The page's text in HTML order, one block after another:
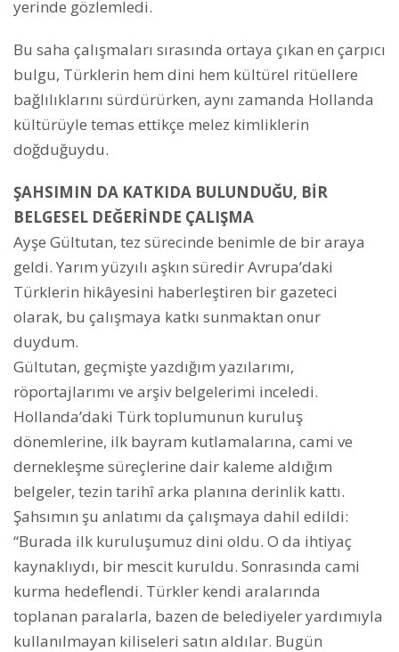
yerinde gözlemledi.
Bu saha çalışmaları sırasında ortaya çıkan en çarpıcı
bulgu, Türklerin hem dini hem kültürel ritüellere
bağlılıklarını sürdürürken, aynı zamanda Hollanda
kültürüyle temas ettikçe melez kimliklerin
doğduğuydu.
ŞAHSIMIN DA KATKIDA BULUNDUĞU, BİR
BELGESEL DEĞERİNDE ÇALIŞMA
Ayşe Gültutan, tez sürecinde benimle de bir araya
geldi. Yarım yüzyılı aşkın süredir Avrupa’daki
Türklerin hikâyesini haberleştiren bir gazeteci
olarak, bu çalışmaya katkı sunmaktan onur
duydum.
Gültutan, geçmişte yazdığım yazılarımı,
röportajlarımı ve arşiv belgelerimi inceledi.
Hollanda’daki Türk toplumunun kuruluş
dönemlerine, ilk bayram kutlamalarına, cami ve
dernekleşme süreçlerine dair kaleme aldığım
belgeler, tezin tarihî arka planına derinlik kattı.
Şahsımın şu anlatımı da çalışmaya dahil edildi:
“Burada ilk kuruluşumuz dini oldu. O da ihtiyaç
kaynaklıydı, bir mescit kuruldu. Sonrasında cami
kurma hedeflendi. Türkler kendi aralarında
toplanan paralarla, bazen de belediyeler yardımıyla
kullanılmayan kiliseleri satın aldılar. Bugün